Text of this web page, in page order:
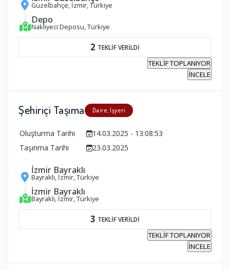
Güzelbahçe, İzmir, Türkiye
Depo
Nakliyeci Deposu, Türkiye
2 TEKLİF VERİLDİ
TEKLİF TOPLANIYOR
İNCELE
Şehiriçi Taşıma Daire, İşyeri
Oluşturma Tarihi
14.03.2025 - 13:08:53
Taşınma Tarihi
23.03.2025
İzmir Bayraklı
Bayraklı, İzmir, Türkiye
İzmir Bayraklı
Bayraklı, İzmir, Türkiye
3 TEKLİF VERİLDİ
TEKLİF TOPLANIYOR
İNCELE